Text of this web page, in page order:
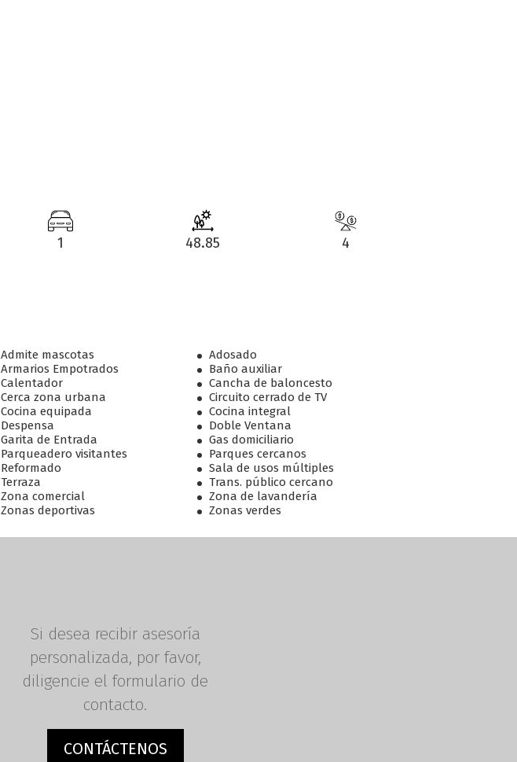
1 48.85 4
Admite mascotas
Adosado
Armarios Empotrados
Baño auxiliar
Calentador
Cancha de baloncesto
Cerca zona urbana
Circuito cerrado de TV
Cocina equipada
Cocina integral
Despensa
Doble Ventana
Garita de Entrada
Gas domiciliario
Parqueadero visitantes
Parques cercanos
Reformado
Sala de usos múltiples
Terraza
Trans. público cercano
Zona comercial
Zona de lavandería
Zonas deportivas Zonas verdes
Si desea recibir asesoría
personalizada, por favor,
diligencie el formulario de
contacto.
CONTÁCTENOS